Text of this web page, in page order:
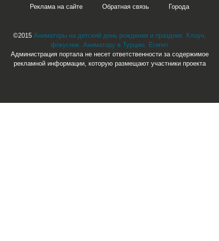
Реклама на сайте Обратная связь Города
©2015 Аниматоры на детский день рождения и праздник. Клоун,
фокусник. Аниматору в Турцию, Египет
Администрация портала не несет ответственности за содержимое
рекламной информации, которую размещают участники проекта